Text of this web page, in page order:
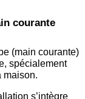
(main courante)
spécialement
maison.
s’intègre